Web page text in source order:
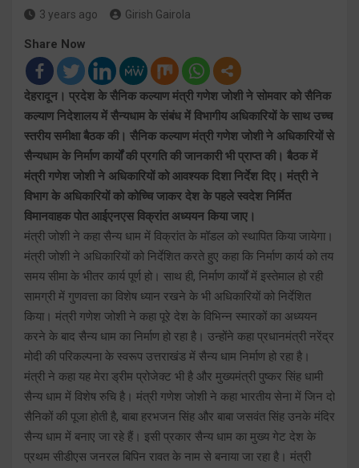
3 years ago Girish Gairola
Share Now
देहरादून। प्रदेश के सैनिक कल्याण मंत्री गणेश जोशी ने सोमवार को सैनिक
कल्याण निदेशालय में सैन्यधाम के संबंध में विभागीय अधिकारियों के साथ उच्च
स्तरीय समीक्षा बैठक की। सैनिक कल्याण मंत्री गणेश जोशी ने अधिकारियों से
सैन्यधाम के निर्माण कार्यों की प्रगति की जानकारी भी प्राप्त की। बैठक में
मंत्री गणेश जोशी ने अधिकारियों को आवश्यक दिशा निर्देश दिए। मंत्री ने
विभाग के अधिकारियों को कोच्चि जाकर देश के पहले स्वदेश निर्मित
विमानवाहक पोत आईएनएस विक्रांत अध्ययन किया जाए।
मंत्री जोशी ने कहा सैन्य धाम में विक्रांत के मॉडल को स्थापित किया जायेगा।
मंत्री जोशी ने अधिकारियों को निर्देशित करते हुए कहा कि निर्माण कार्य को तय
समय सीमा के भीतर कार्य पूर्ण हो। साथ ही, निर्माण कार्यों में इस्तेमाल हो रही
सामग्री में गुणवत्ता का विशेष ध्यान रखने के भी अधिकारियों को निर्देशित
किया। मंत्री गणेश जोशी ने कहा पूरे देश के विभिन्न स्मारकों का अध्ययन
करने के बाद सैन्य धाम का निर्माण हो रहा है। उन्होंने कहा प्रधानमंत्री नरेंद्र
मोदी की परिकल्पना के स्वरूप उत्तराखंड में सैन्य धाम निर्माण हो रहा है।
मंत्री ने कहा यह मेरा ड्रीम प्रोजेक्ट भी है और मुख्यमंत्री पुष्कर सिंह धामी
सैन्य धाम में विशेष रुचि है। मंत्री गणेश जोशी ने कहा भारतीय सेना में जिन दो
सैनिकों की पूजा होती है, बाबा हरभजन सिंह और बाबा जसवंत सिंह उनके मंदिर
सैन्य धाम में बनाए जा रहे हैं। इसी प्रकार सैन्य धाम का मुख्य गेट देश के
प्रथम सीडीएस जनरल बिपिन रावत के नाम से बनाया जा रहा है। मंत्री